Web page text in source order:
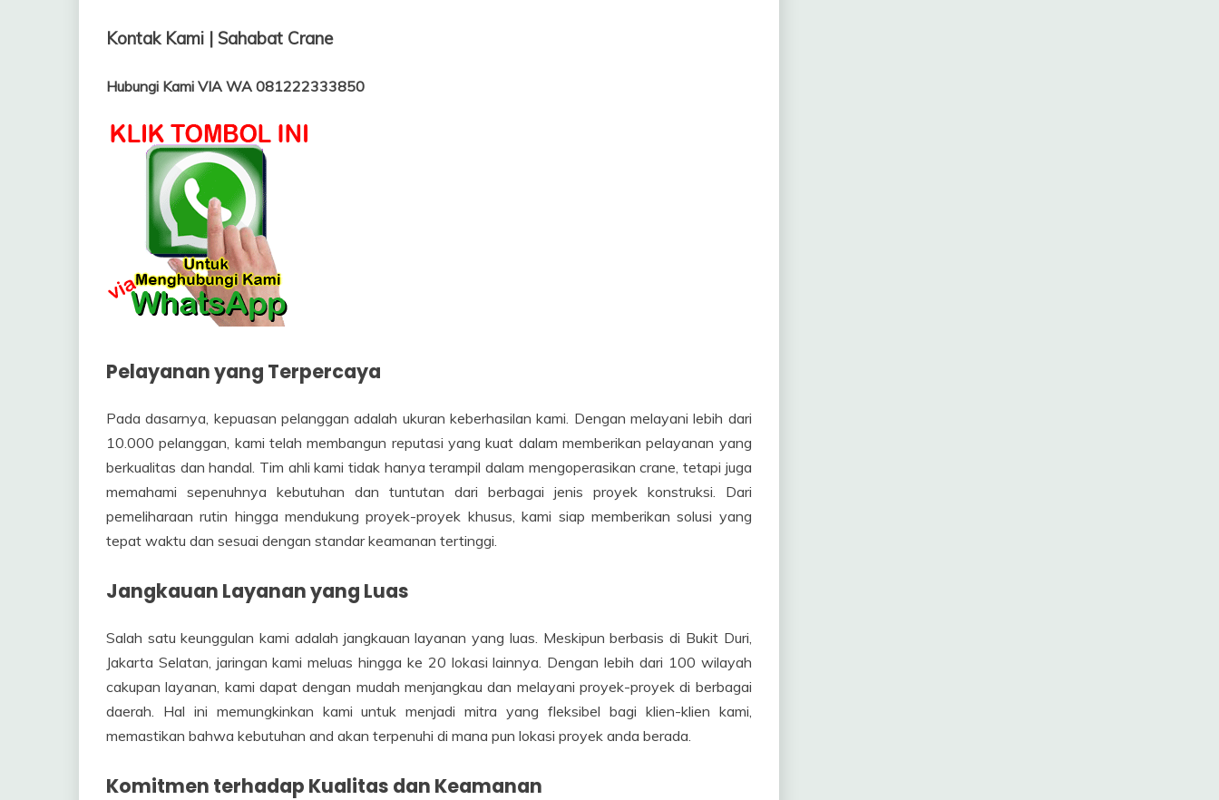
Kontak Kami | Sahabat Crane
Hubungi Kami VIA WA 081222333850
Pelayanan yang Terpercaya
Pada dasarnya, kepuasan pelanggan adalah ukuran keberhasilan kami. Dengan melayani lebih dari
10.000 pelanggan, kami telah membangun reputasi yang kuat dalam memberikan pelayanan yang
berkualitas dan handal. Tim ahli kami tidak hanya terampil dalam mengoperasikan crane, tetapi juga
memahami sepenuhnya kebutuhan dan tuntutan dari berbagai jenis proyek konstruksi. Dari
pemeliharaan rutin hingga mendukung proyek-proyek khusus, kami siap memberikan solusi yang
tepat waktu dan sesuai dengan standar keamanan tertinggi.
Jangkauan Layanan yang Luas
Salah satu keunggulan kami adalah jangkauan layanan yang luas. Meskipun berbasis di Bukit Duri,
Jakarta Selatan, jaringan kami meluas hingga ke 20 lokasi lainnya. Dengan lebih dari 100 wilayah
cakupan layanan, kami dapat dengan mudah menjangkau dan melayani proyek-proyek di berbagai
daerah. Hal ini memungkinkan kami untuk menjadi mitra yang fleksibel bagi klien-klien kami,
memastikan bahwa kebutuhan and akan terpenuhi di mana pun lokasi proyek anda berada.
Komitmen terhadap Kualitas dan Keamanan